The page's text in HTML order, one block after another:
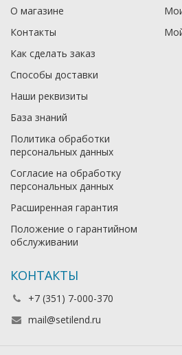
О магазине
Контакты
Как сделать заказ
Способы доставки
Наши реквизиты
База знаний
Политика обработки
персональных данных
Согласие на обработку
персональных данных
Расширенная гарантия
Положение о гарантийном
обслуживании
КОНТАКТЫ
+7 (351) 7-000-370
mail@setilend.ru